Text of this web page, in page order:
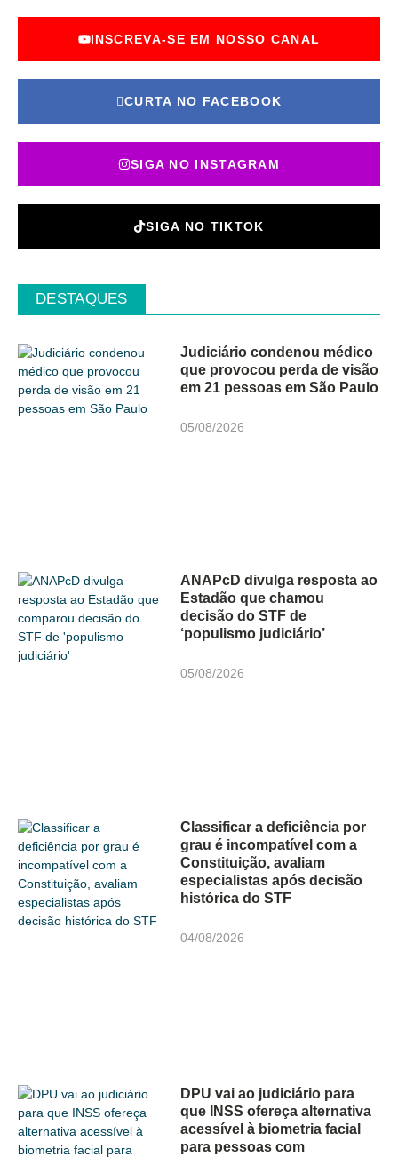
INSCREVA-SE EM NOSSO CANAL
CURTA NO FACEBOOK
SIGA NO INSTAGRAM
SIGA NO TIKTOK
DESTAQUES
Judiciário condenou médico
que provocou perda de visão
em 21 pessoas em São Paulo
05/08/2026
ANAPcD divulga resposta ao
Estadão que chamou
decisão do STF de
‘populismo judiciário’
05/08/2026
Classificar a deficiência por
grau é incompatível com a
Constituição, avaliam
especialistas após decisão
histórica do STF
04/08/2026
DPU vai ao judiciário para
que INSS ofereça alternativa
acessível à biometria facial
para pessoas com